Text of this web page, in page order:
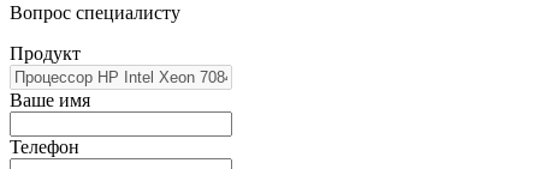
Вопрос специалисту
Продукт
Ваше имя
Телефон